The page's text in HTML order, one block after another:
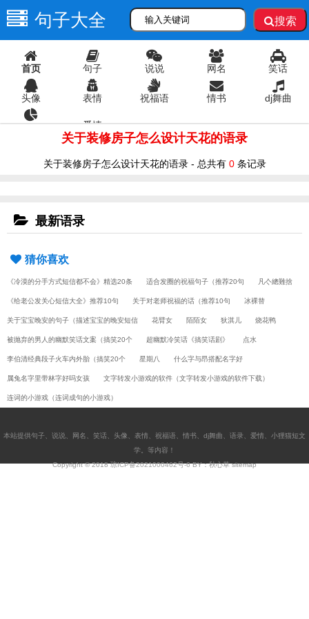
句子大全 搜索
首页 句子 说说 网名 笑话
头像 表情 祝福语 情书 dj舞曲
爱情
关于装修房子怎么设计天花的语录
关于装修房子怎么设计天花的语录 - 总共有 0条记录
最新语录
猜你喜欢
《冷漠的分手方式短信都不会》精选20条 适合发圈的祝福句子（推荐20句 凡亽總難捨
《给老公发关心短信大全》推荐10句 关于对老师祝福的话（推荐10句 冰裸替
关于宝宝晚安的句子（描述宝宝的晚安短信 花臂女 陌陌女 狄淇儿 烧花鸭
被抛弃的男人的幽默笑话文案（搞笑20个 超幽默冷笑话《搞笑话剧》 点水
李伯清经典段子火车内外胎（搞笑20个 星期八 什么字与昂搭配名字好
属兔名字里带林字好吗女孩 文字转发小游戏的软件（文字转发小游戏的软件下载）
连词的小游戏（连词成句的小游戏）
本站提供句子 说说 网名 笑话 头像 表情 祝福语 情书 dj舞曲 语录 爱情
小狸猫短文
学 。等内容！
Copyright © 2018琼ICP备2021000462号-6BY：秋心草sitemap